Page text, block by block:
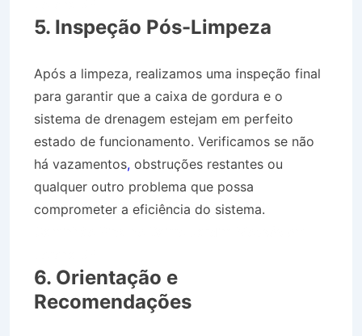
5. Inspeção Pós-Limpeza
Após a limpeza, realizamos uma inspeção final
para garantir que a caixa de gordura e o
sistema de drenagem estejam em perfeito
estado de funcionamento. Verificamos se não
há vazamentos, obstruções restantes ou
qualquer outro problema que possa
comprometer a eficiência do sistema.
6. Orientação e
Recomendações